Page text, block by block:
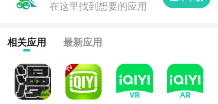
在这里找到想要的应用
相关应用 最新应用